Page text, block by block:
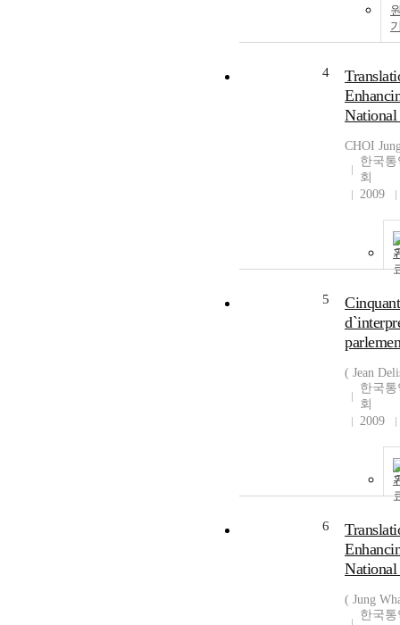
4
National
CHOI
한국
회
2009
5
( Jean
한국
회
2009
6
National
( Jung
한국